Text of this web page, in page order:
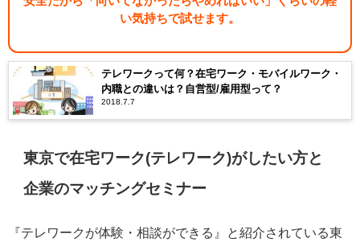
い気持ちで試せます。
テレワークって何？在宅ワーク・モバイルワーク・
内職との違いは？自営型/雇用型って？
2018.7.7
東京で在宅ワーク(テレワーク)がしたい方と
企業のマッチングセミナー
『テレワークが体験・相談ができる』と紹介されている東